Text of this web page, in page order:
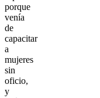
porque
venía
de
capacitar
a
mujeres
sin
oficio,
y